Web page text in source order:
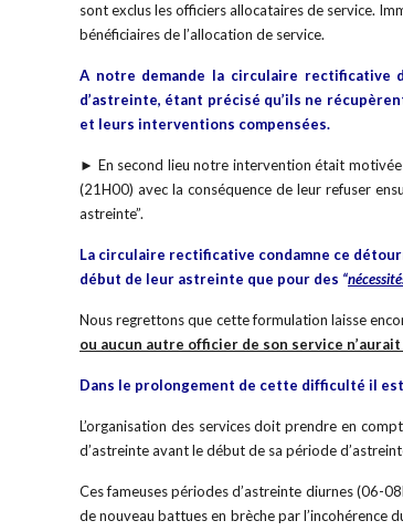
sont exclus les officiers allocataires de service.
bénéficiaires de l’allocation de service.
A notre demande la circulaire rectificative
d’astreinte, étant précisé qu’ils ne
et leurs interventions compensées.
► En second lieu notre intervention était
(21H00) avec la conséquence de leur refuser
astreinte”.
La circulaire rectificative condamne ce
début de leur astreinte que pour des “
Nous regrettons que cette formulation laisse
ou aucun autre officier de son service
Dans le prolongement de cette difficulté il
L’organisation des services doit prendre en
d’astreinte avant le début de sa période
Ces fameuses périodes d’astreinte diurnes (06-
de nouveau battues en brèche par l’incohérence